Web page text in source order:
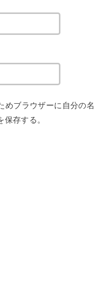
めブラウザーに自分の名
存する。